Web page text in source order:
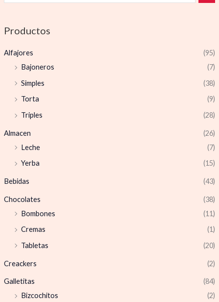
Productos
Alfajores
(95)
Bajoneros
(7)
Simples
(38)
Torta
(9)
Triples
(28)
Almacen
(26)
Leche
(7)
Yerba
(15)
Bebidas (43)
Chocolates
(38)
Bombones
(11)
Cremas
(1)
Tabletas
(20)
Creackers (2)
Galletitas
(84)
Bizcochitos
(2)